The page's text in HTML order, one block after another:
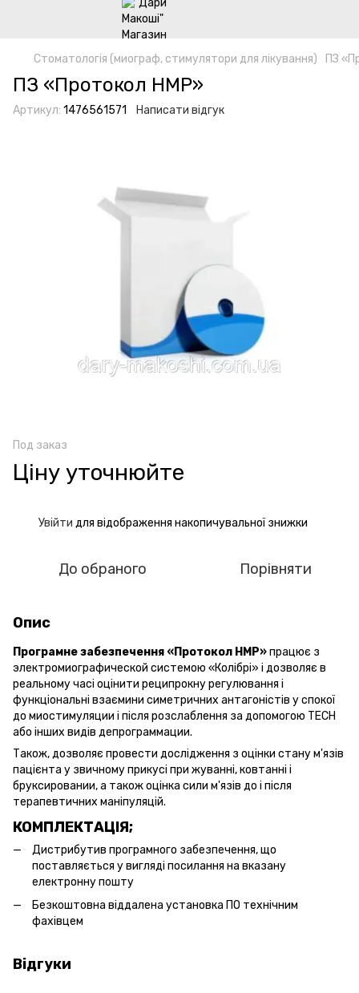
Стоматологія (миограф, стимулятори для лікування) ПЗ
ПЗ «Протокол НМР»
Артикул: 1476561571 Написати відгук
Под заказ
Ціну уточнюйте
Увійти для відображення накопичувальної знижки
До обраного Порівняти
Опис
Програмне забезпечення «Протокол НМР»працює з
электромиографической системою «Колібрі» і дозволяє в
реальному часі оцінити реципрокну регулювання і
функціональні взаємини симетричних антагоністів у спокої
до миостимуляции і після розслаблення за допомогою ТЕСН
або інших видів депрограммации.
Також, дозволяє провести дослідження з оцінки стану м'язів
пацієнта у звичному прикусі при жуванні, ковтанні і
бруксировании, а також оцінка сили м'язів до і після
терапевтичних маніпуляцій.
КОМПЛЕКТАЦІЯ;
Дистрибутив програмного забезпечення, що
поставляється у вигляді посилання на вказану
електронну пошту
Безкоштовна віддалена установка ПО технічним
фахівцем
Відгуки